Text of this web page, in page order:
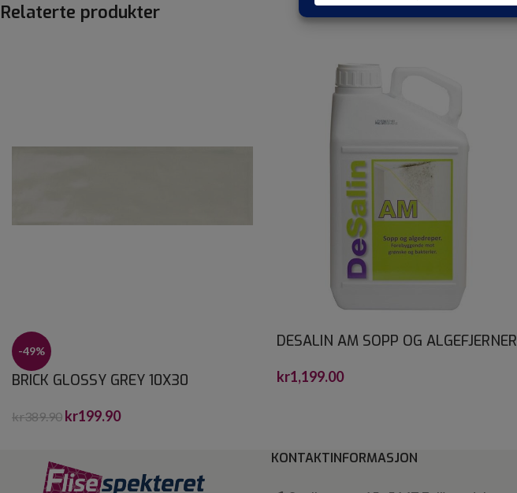
Relaterte produkter
-49%
BRICK GLOSSY GREY 10X30
kr389.90 kr199.90
DESALIN AM SOPP OG ALGEFJERNER
kr1,199.00
KONTAKTINFORMASJON